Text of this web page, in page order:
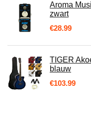
Aroma
zwart
€28.99
TIGER
blauw
€103.99